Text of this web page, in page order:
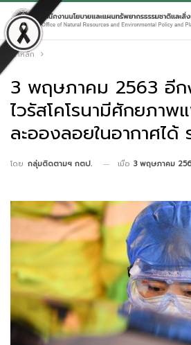
หน้าหลัก
3 พฤษภาคม 2563 อีก
ไวรัสโคโรนามีศักยภาพ
ละอองลอยในอากาศได้
โดย กลุ่มติดตามฯ กตป. เมื่อ 3 พฤษภาคม